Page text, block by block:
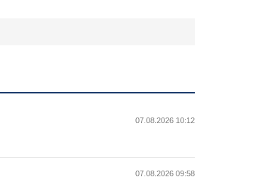
07.08.2026 10:12
07.08.2026 09:58